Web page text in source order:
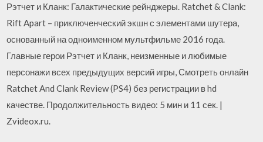
Рэтчет и Кланк: Галактические рейнджеры. Ratchet & Clank:
Rift Apart – приключенческий экшн с элементами шутера,
основанный на одноименном мультфильме 2016 года.
Главные герои Рэтчет и Кланк, неизменные и любимые
персонажи всех предыдущих версий игры, Смотреть онлайн
Ratchet And Clank Review (PS4) без регистрации в hd
качестве. Продолжительность видео: 5 мин и 11 сек. |
Zvideox.ru.